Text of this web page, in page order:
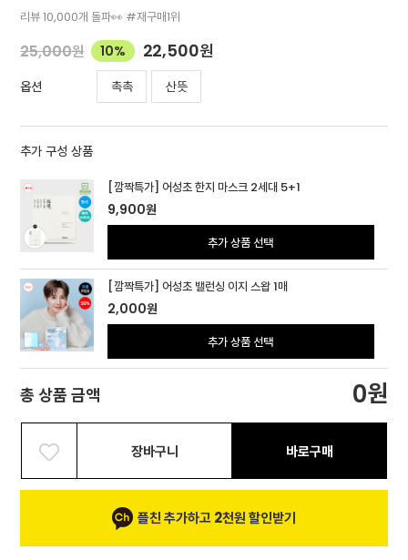
리뷰 10,000개 돌파👀 #재구매1위
25,000원 10% 22,500원
옵션 촉촉 산뜻
추가 구성 상품
[깜짝특가] 어성초 한지 마스크 2세대 5+1
9,900원
추가 상품 선택
[깜짝특가] 어성초 밸런싱 이지 스왑 1매
2,000원
추가 상품 선택
총 상품 금액 0원
장바구니 바로구매
플친 추가하고 2천원 할인받기